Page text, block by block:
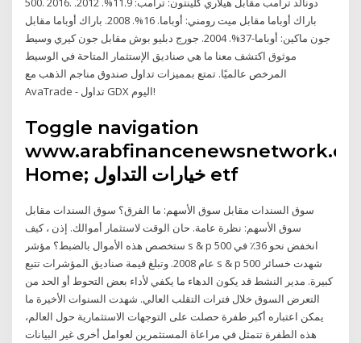
باراك أوباما مقابل ميت رومني: أوباما. 16%. 2008. باراك أوباما مقابل
جون ماكين: أوباما-37%. 2004. جورج دبليو بوش مقابل جون كيري وسيط
موثوق اكتشف معنا ما هي صناديق الإستثمار المتاحة في الوسيط
المرخص عالميًا. تمتع بمميزات تداول صندوق مناجم الذهب مع
AvaTrade - تداول GDX اليوم!
Toggle navigation
Home; خيارات التداول etf
سوق السندات مقابل سوق الأسهم: ما الفرق؟ سوق السندات مقابل
سوق الأسهم: نظرة عامة. حان الوقت لاستثمار أموالك. إذن ، كيف
ستخصص هذه الأموال بالضبط؟ مؤشر s & p 500 انخفض نحو 36٪ في
عام 2008. وتبلغ قيمة صناديق المؤشرات تتبع s & p 500 شهدت خسائر
كبيرة. مدير النشط قد يكون الدهاء ما يكفي لأداء بعض التحوط أو الحد من
التعرض السوق خلال فترات التقلب العالي. شهدت السنوات الأخيرة ما
يمكن اعتباره أكبر طفرة حصلت على التوجهات الاستثمارية حول العالم،
هذه الطفرة تتمثل في مراعاة المستثمرين لعوامل أخرى غير البيانات